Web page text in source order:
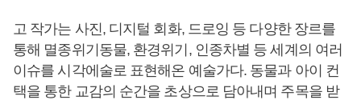
고 작가는 사진, 디지털 회화, 드로잉 등 다양한 장르를
통해 멸종위기동물, 환경위기, 인종차별 등 세계의 여러
이슈를 시각에술로 표현해온 예술가다. 동물과 아이 컨
택을 통한 교감의 순간을 초상으로 담아내며 주목을 받